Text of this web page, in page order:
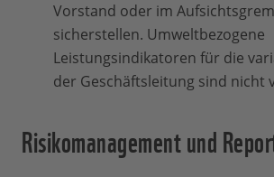
Vorstand oder im
sicherstellen. Umweltbezogene
Leistungsindikatoren für die
der Geschäftsleitung sind nicht
Risikomanagement und